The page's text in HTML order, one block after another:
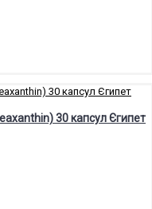
30 капсул Єгипет